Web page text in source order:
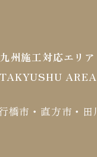
州施工対応エリア
AREA
橋市・直方市・田